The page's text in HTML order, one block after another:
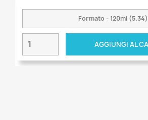
AGGIUNGI AL